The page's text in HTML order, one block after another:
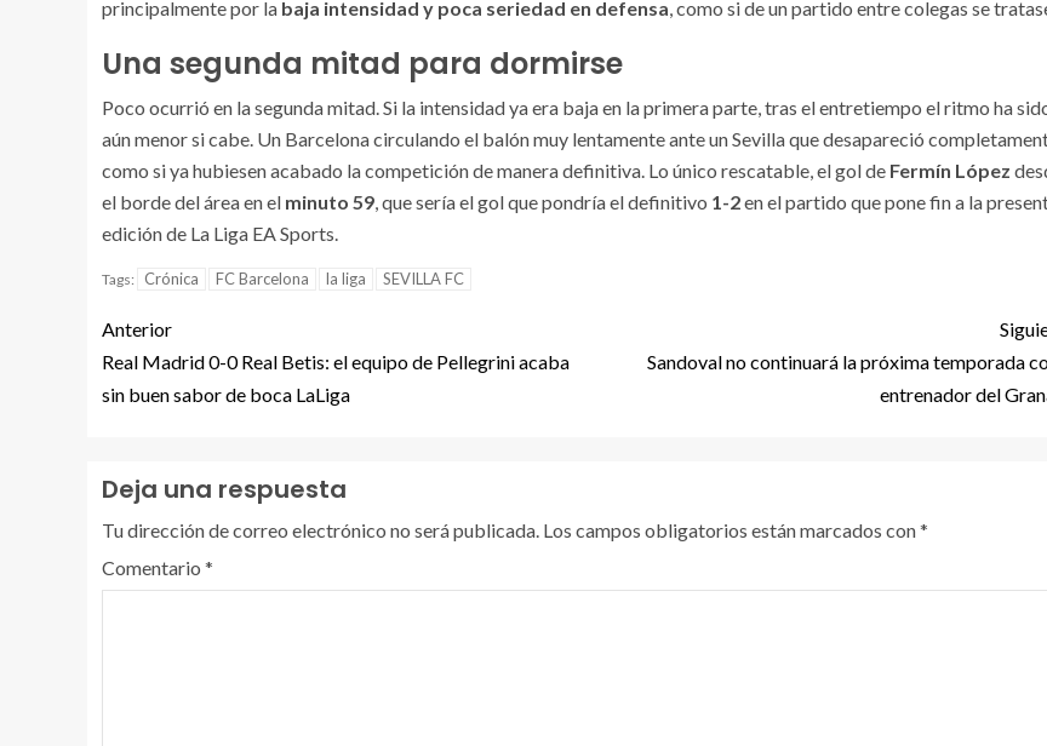
principalmente por la baja intensidad y poca seriedad en defensa, como si de un partido entre colegas se
Una segunda mitad para dormirse
Poco ocurrió en la segunda mitad. Si la intensidad ya era baja en la primera parte, tras el entretiempo el ritmo ha
aún menor si cabe. Un Barcelona circulando el balón muy lentamente ante un Sevilla que desapareció
como si ya hubiesen acabado la competición de manera definitiva. Lo único rescatable, el gol de Fermín López
el borde del área en el minuto 59, que sería el gol que pondría el definitivo 1-2en el partido que pone fin a la
edición de La Liga EA Sports.
Tags: Crónica FC Barcelona la liga SEVILLA FC
Anterior
Real Madrid 0-0 Real Betis: el equipo de Pellegrini acaba
sin buen sabor de boca LaLiga
Sandoval no continuará la próxima temporada
entrenador del
Deja una respuesta
Tu dirección de correo electrónico no será publicada. Los campos obligatorios están marcados con*
Comentario *